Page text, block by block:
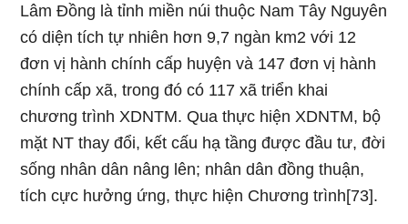
Lâm Đồng là tỉnh miền núi thuộc Nam Tây Nguyên
có diện tích tự nhiên hơn 9,7 ngàn km2 với 12
đơn vị hành chính cấp huyện và 147 đơn vị hành
chính cấp xã, trong đó có 117 xã triển khai
chương trình XDNTM. Qua thực hiện XDNTM, bộ
mặt NT thay đổi, kết cấu hạ tầng được đầu tư, đời
sống nhân dân nâng lên; nhân dân đồng thuận,
tích cực hưởng ứng, thực hiện Chương trình[73].